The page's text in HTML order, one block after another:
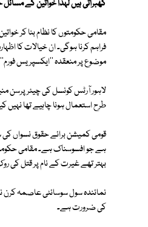
گھبراتی ہیں لہٰذا خواتین کے
مقامی حکومتوں کا نظام بنا کر
فراہم کرنا ہوگی۔ ان خیالات کا
موضوع پر منعقدہ ''ایکسپریس
لاہور آرٹس کونسل کی چیئرپرسن
طرح استعمال ہونا چاہیے تھا نہیں
بہتر تھے غیرت کے نام پر قتل کی روک تھام کیلئے 40 کے قریب ادارے موجود ہیں مگر اسے روکا نہیں
نمائندہ سول سوسائٹی عاصمہ کرن
کی ضرورت ہے۔